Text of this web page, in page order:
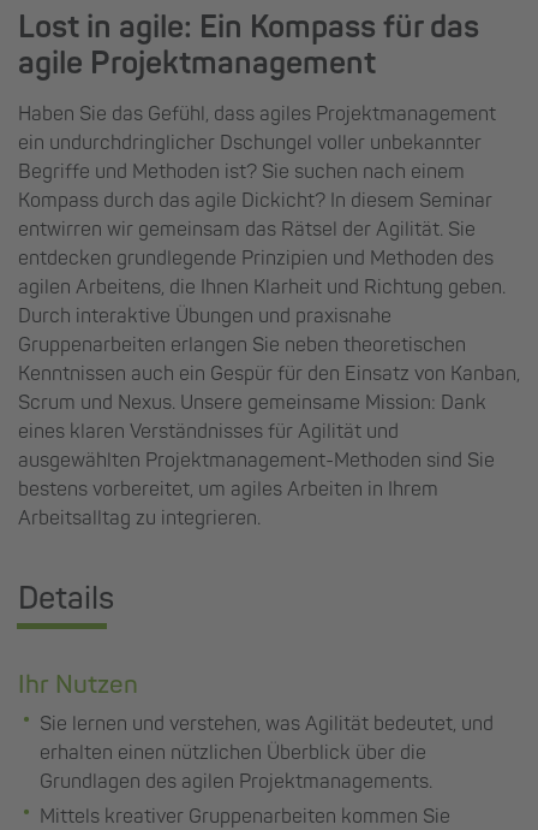
Lost in agile: Ein Kompass für das
agile Projektmanagement
Haben Sie das Gefühl, dass agiles Projektmanagement
ein undurchdringlicher Dschungel voller unbekannter
Begriffe und Methoden ist? Sie suchen nach einem
Kompass durch das agile Dickicht? In diesem Seminar
entwirren wir gemeinsam das Rätsel der Agilität. Sie
entdecken grundlegende Prinzipien und Methoden des
agilen Arbeitens, die Ihnen Klarheit und Richtung geben.
Durch interaktive Übungen und praxisnahe
Gruppenarbeiten erlangen Sie neben theoretischen
Kenntnissen auch ein Gespür für den Einsatz von Kanban,
Scrum und Nexus. Unsere gemeinsame Mission: Dank
eines klaren Verständnisses für Agilität und
ausgewählten Projektmanagement-Methoden sind Sie
bestens vorbereitet, um agiles Arbeiten in Ihrem
Arbeitsalltag zu integrieren.
Details
Ihr Nutzen
Sie lernen und verstehen, was Agilität bedeutet, und
erhalten einen nützlichen Überblick über die
Grundlagen des agilen Projektmanagements.
Mittels kreativer Gruppenarbeiten kommen Sie